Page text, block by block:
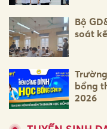
Bộ
soát
bổng
2026